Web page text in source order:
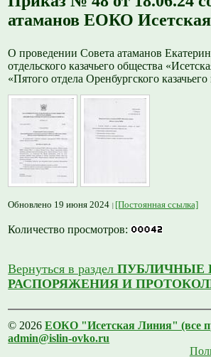
атаманов ЕОКО
О проведении Совета атаманов
отдельского казачьего общества
«Пятого отдела Оренбургского казачьего
Обновлено 19 июня 2024 [Постоянная ссылка]
Количество просмотров:
Вернуться в разделПУБЛИЧНЫЕ
РАСПОРЯЖЕНИЯ И
© 2026ЕОКО "Исетская Линия" (все
admin@islin-ovko.ru